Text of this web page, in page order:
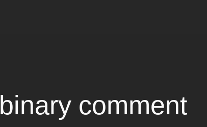
binary comment